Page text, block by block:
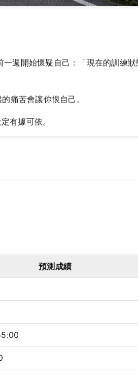
週開始懷疑自己：「現在的訓練狀
痛苦會讓你恨自己。
有據可依。
預測成績